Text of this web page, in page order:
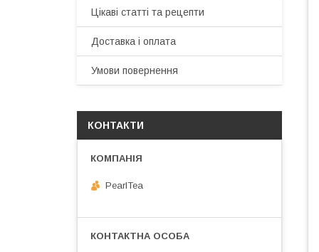
Цікаві статті та рецепти
Доставка і оплата
Умови повернення
КОНТАКТИ
PearlTea